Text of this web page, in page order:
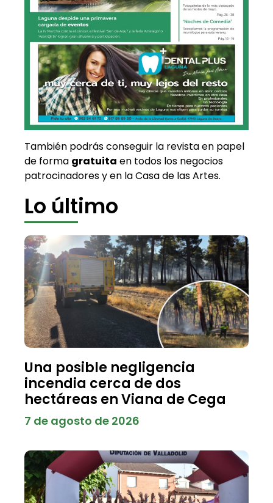
También podrás conseguir la revista en papel
de forma gratuita en todos los negocios
patrocinadores y en la Casa de las Artes.
Lo último
Una posible negligencia
incendia cerca de dos
hectáreas en Viana de Cega
7 de agosto de 2026